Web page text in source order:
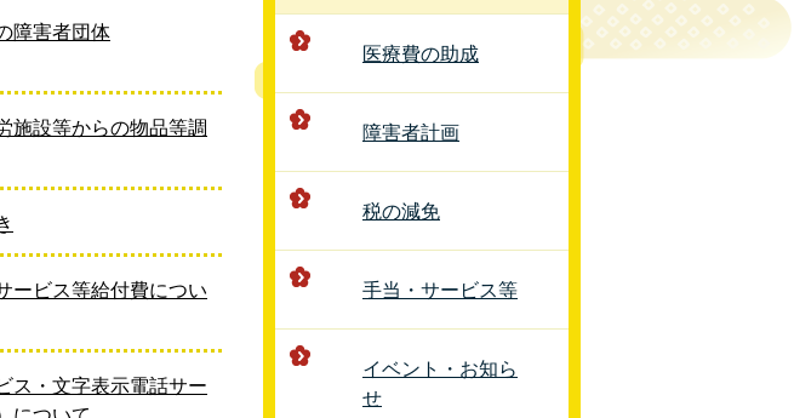
障害者団体
施設等からの物品等調
ービス等給付費につい
ス・文字表示電話サー
医療費の助成
障害者計画
税の減免
手当・サービス等
イベント・お知ら
せ